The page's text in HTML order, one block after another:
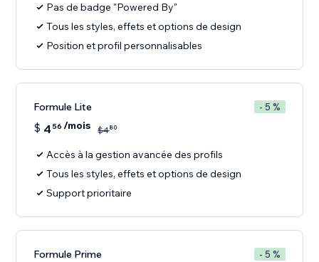
Pas de badge "Powered By"
Tous les styles, effets et options de design
Position et profil personnalisables
Formule Lite - 5 %
$ 4 56 /mois $480
Accès à la gestion avancée des profils
Tous les styles, effets et options de design
Support prioritaire
Formule Prime - 5 %